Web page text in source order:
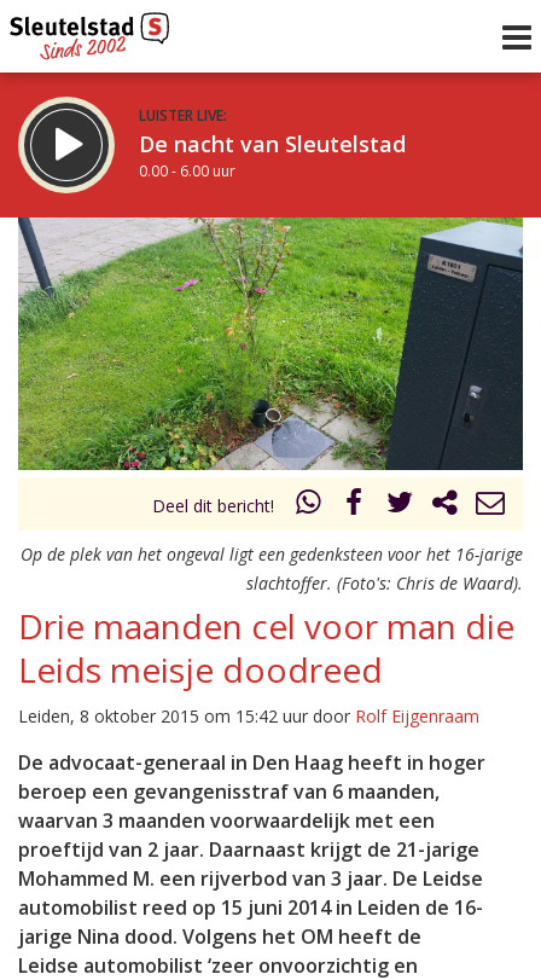
LUISTER LIVE:
De nacht van Sleutelstad
0.00 - 6.00 uur
STRAKS:
De ochtend van Sleutelstad
6.00 - 12.00 uur
Vorig uur
uur 1 van 0 Volgend uur
Inklappen
Deel dit bericht!
Op de plek van het ongeval ligt een gedenksteen voor het 16-jarige
slachtoffer. (Foto's: Chris de Waard).
Drie maanden cel voor man die
Leids meisje doodreed
Leiden, 8 oktober 2015 om 15:42 uur door Rolf Eijgenraam
De advocaat-generaal in Den Haag heeft in hoger
beroep een gevangenisstraf van 6 maanden,
waarvan 3 maanden voorwaardelijk met een
proeftijd van 2 jaar. Daarnaast krijgt de 21-jarige
Mohammed M. een rijverbod van 3 jaar. De Leidse
automobilist reed op 15 juni 2014 in Leiden de 16-
jarige Nina dood. Volgens het OM heeft de
Leidse automobilist ‘zeer onvoorzichtig en